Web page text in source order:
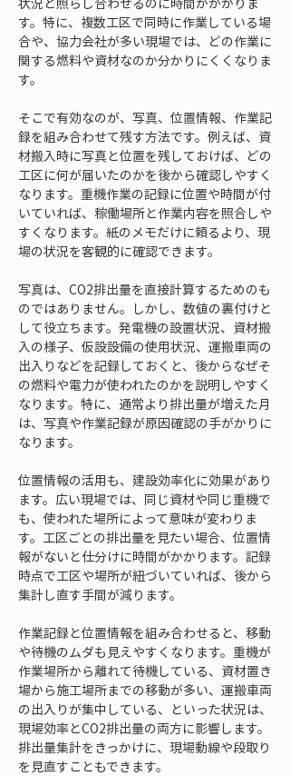
す。特に、複数工区で同時に作業している場
合や、協力会社が多い現場では、どの作業に
関する燃料や資材なのか分かりにくくなりま
す。
そこで有効なのが、写真、位置情報、作業記
録を組み合わせて残す方法です。例えば、資
材搬入時に写真と位置を残しておけば、どの
工区に何が届いたのかを後から確認しやすく
なります。重機作業の記録に位置や時間が付
いていれば、稼働場所と作業内容を照合しや
すくなります。紙のメモだけに頼るより、現
場の状況を客観的に確認できます。
写真は、CO2排出量を直接計算するためのも
のではありません。しかし、数値の裏付けと
して役立ちます。発電機の設置状況、資材搬
入の様子、仮設設備の使用状況、運搬車両の
出入りなどを記録しておくと、後からなぜそ
の燃料や電力が使われたのかを説明しやすく
なります。特に、通常より排出量が増えた月
は、写真や作業記録が原因確認の手がかりに
なります。
位置情報の活用も、建設効率化に効果があり
ます。広い現場では、同じ資材や同じ重機で
も、使われた場所によって意味が変わりま
す。工区ごとの排出量を見たい場合、位置情
報がないと仕分けに時間がかかります。記録
時点で工区や場所が紐づいていれば、後から
集計し直す手間が減ります。
作業記録と位置情報を組み合わせると、移動
や待機のムダも見えやすくなります。重機が
作業場所から離れて待機している、資材置き
場から施工場所までの移動が多い、運搬車両
の出入りが集中している、といった状況は、
現場効率とCO2排出量の両方に影響します。
排出量集計をきっかけに、現場動線や段取り
を見直すこともできます。